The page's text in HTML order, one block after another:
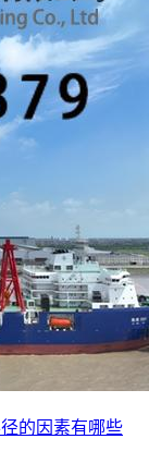
的因素有哪些